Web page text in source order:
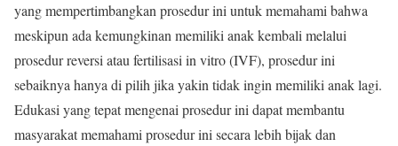
yang mempertimbangkan prosedur ini untuk memahami bahwa
meskipun ada kemungkinan memiliki anak kembali melalui
prosedur reversi atau fertilisasi in vitro (IVF), prosedur ini
sebaiknya hanya di pilih jika yakin tidak ingin memiliki anak lagi.
Edukasi yang tepat mengenai prosedur ini dapat membantu
masyarakat memahami prosedur ini secara lebih bijak dan